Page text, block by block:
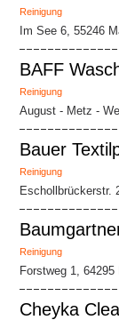
Reinigung
Im See 6, 55246
BAFF
Reinigung
August - Metz -
Bauer
Reinigung
Eschollbrückerstr.
Reinigung
Forstweg 1, 64295
Cheyka